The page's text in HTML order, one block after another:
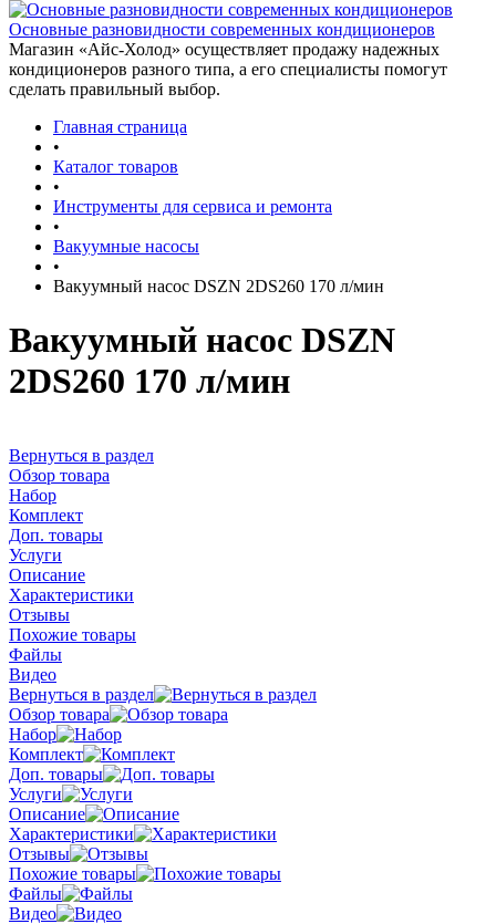
Основные разновидности современных кондиционеров
Магазин «Айс-Холод» осуществляет продажу надежных
кондиционеров разного типа, а его специалисты помогут
сделать правильный выбор.
Главная страница
•
Каталог товаров
•
Инструменты для сервиса и ремонта
•
Вакуумные насосы
•
Вакуумный насос DSZN 2DS260 170 л/мин
Вакуумный насос DSZN
2DS260 170 л/мин
Вернуться в раздел
Обзор товара
Набор
Комплект
Доп. товары
Услуги
Описание
Характеристики
Отзывы
Похожие товары
Файлы
Видео
Вернуться в раздел
Обзор товара
Набор
Комплект
Доп. товары
Услуги
Описание
Характеристики
Отзывы
Похожие товары
Файлы
Видео